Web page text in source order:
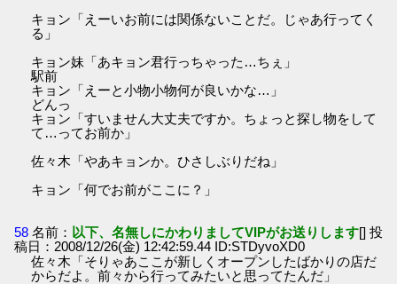
キョン「えーいお前には関係ないことだ。じゃあ行ってく
る」
キョン妹「あキョン君行っちゃった…ちぇ」
駅前
キョン「えーと小物小物何が良いかな…」
どんっ
キョン「すいません大丈夫ですか。ちょっと探し物をして
て…ってお前か」
佐々木「やあキョンか。ひさしぶりだね」
キョン「何でお前がここに？」
58 名前： 以下、名無しにかわりましてVIPがお送りします[] 投
稿日：2008/12/26(金) 12:42:59.44 ID:STDyvoXD0
佐々木「そりゃあここが新しくオープンしたばかりの店だ
からだよ。前々から行ってみたいと思ってたんだ」